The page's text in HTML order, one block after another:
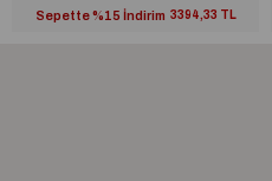
Sepette %15 İndirim 3394,33 TL